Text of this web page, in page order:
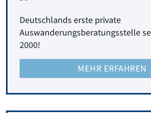
Deutschlands erste private
Auswanderungsberatungsstelle
2000!
MEHR ERFAHREN